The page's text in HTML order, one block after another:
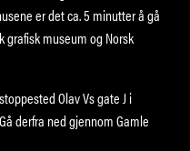
er det ca. 5 minutter å gå
grafisk museum og Norsk
Olav Vs gate J i
derfra ned gjennom Gamle